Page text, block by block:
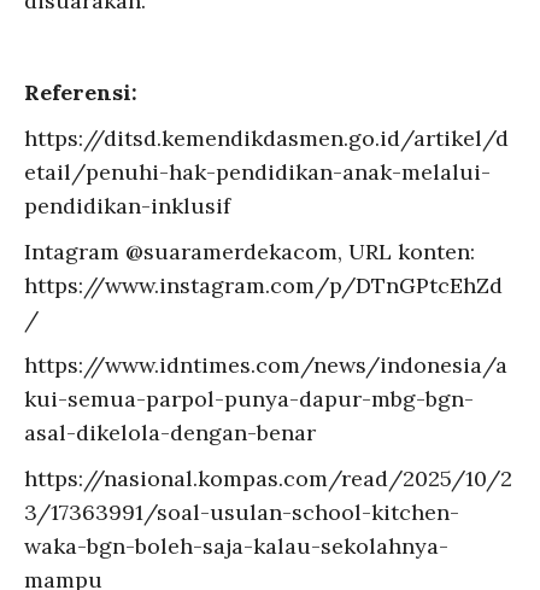
Referensi:
https://ditsd.kemendikdasmen.go.id/artikel/d
etail/penuhi-hak-pendidikan-anak-melalui-
pendidikan-inklusif
Intagram @suaramerdekacom, URL konten:
https://www.instagram.com/p/DTnGPtcEhZd
/
https://www.idntimes.com/news/indonesia/a
kui-semua-parpol-punya-dapur-mbg-bgn-
asal-dikelola-dengan-benar
https://nasional.kompas.com/read/2025/10/2
3/17363991/soal-usulan-school-kitchen-
waka-bgn-boleh-saja-kalau-sekolahnya-
mampu